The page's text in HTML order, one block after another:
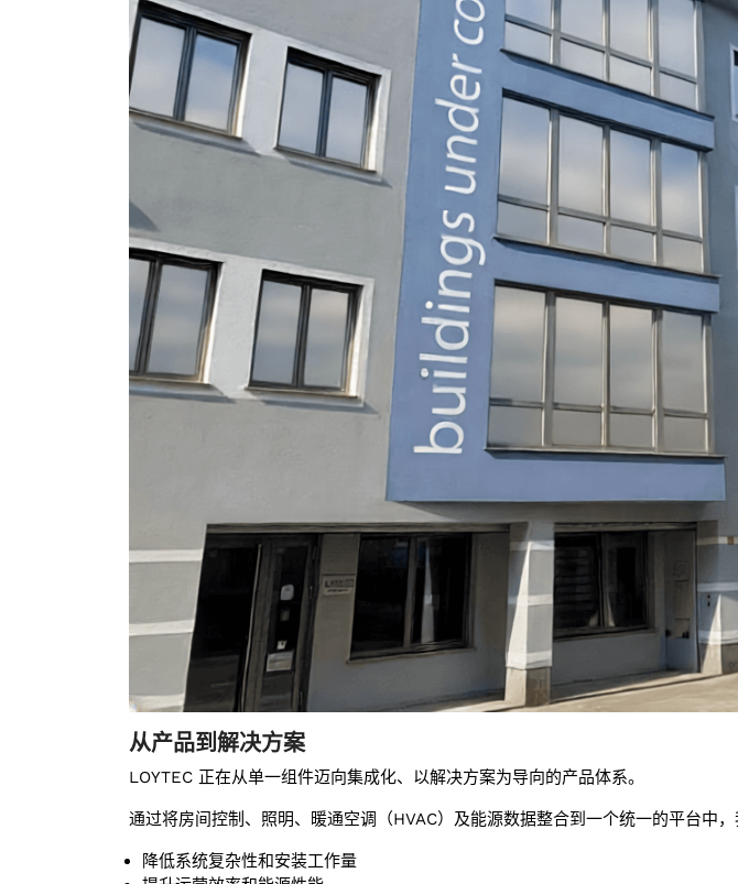
从产品到解决方案
LOYTEC 正在从单一组件迈向集成化、以解决方案为导向的产品体系。
通过将房间控制、照明、暖通空调（HVAC）及能源数据整合到一个统一的平台中，
降低系统复杂性和安装工作量